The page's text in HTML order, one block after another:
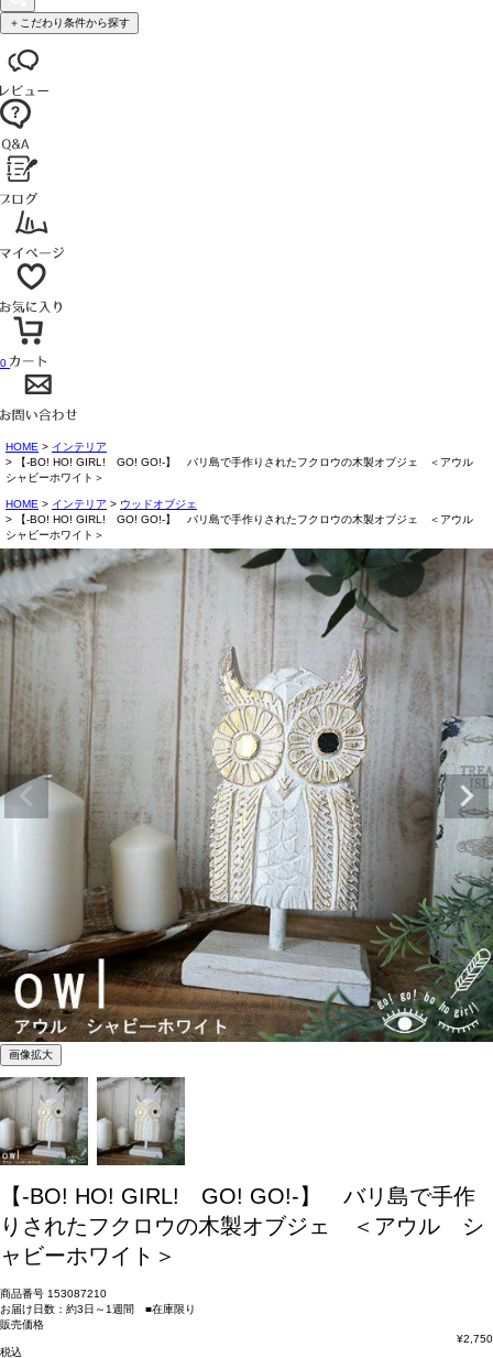
＋こだわり条件から探す
0
HOME
インテリア
【-BO! HO! GIRL! GO! GO!-】 バリ島で手作りされたフクロウの木製オブジェ ＜アウル
シャビーホワイト＞
HOME インテリア
ウッドオブジェ
【-BO! HO! GIRL! GO! GO!-】 バリ島で手作りされたフクロウの木製オブジェ ＜アウル
シャビーホワイト＞
画像拡大
【-BO! HO! GIRL! GO! GO!-】 バリ島で手作
りされたフクロウの木製オブジェ ＜アウル シ
ャビーホワイト＞
商品番号 153087210
お届け日数：約3日～1週間 ■在庫限り
販売価格
¥2,750
税込